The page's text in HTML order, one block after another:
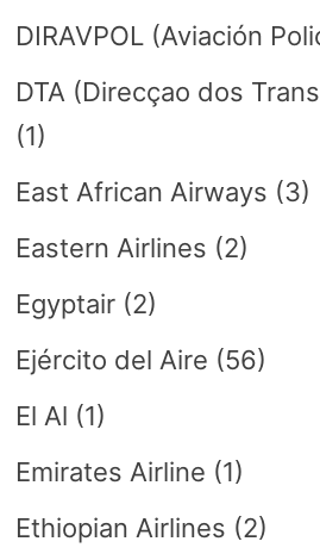
DIRAVPOL (Aviación
DTA (Direcçao dos
(1)
East African Airways (3)
Eastern Airlines (2)
Egyptair(2)
Ejército del Aire (56)
El Al (1)
Emirates Airline (1)
Ethiopian Airlines (2)